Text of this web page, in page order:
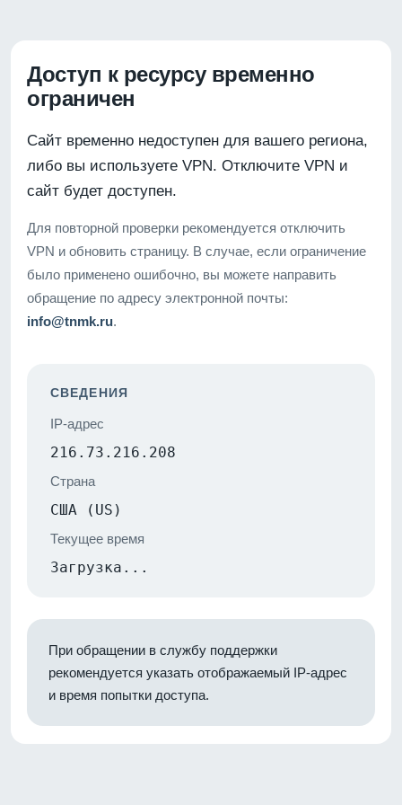
Доступ к ресурсу временно
ограничен
Сайт временно недоступен для вашего региона,
либо вы используете VPN. Отключите VPN и
сайт будет доступен.
Для повторной проверки рекомендуется отключить
VPN и обновить страницу. В случае, если ограничение
было применено ошибочно, вы можете направить
обращение по адресу электронной почты:
info@tnmk.ru.
СВЕДЕНИЯ
IP-адрес
216.73.216.208
Страна
США (US)
Текущее время
Загрузка...
При обращении в службу поддержки
рекомендуется указать отображаемый IP-адрес
и время попытки доступа.